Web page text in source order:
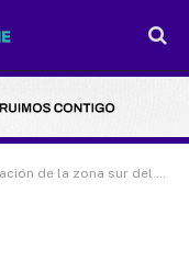
la zona sur del municipio